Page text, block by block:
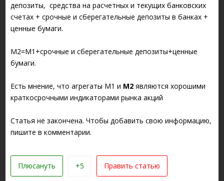
депозиты, средства на расчетных и текущих банковских
счетах + срочные и сберегательные депозиты в банках +
ценные бумаги.
M2=M1+срочные и сберегательные депозиты+ценные
бумаги.
Есть мнение, что агрегаты M1 и М2 являются хорошими
краткосрочными индикаторами рынка акций
Статья не закончена. Чтобы добавить свою информацию,
пишите в комментарии.
Плюсануть +5 Править статью